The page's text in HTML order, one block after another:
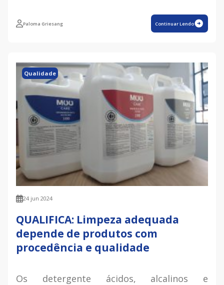
Paloma Griesang Continuar Lendo
Qualidade
24 jun 2024
QUALIFICA: Limpeza adequada
depende de produtos com
procedência e qualidade
Os detergente ácidos, alcalinos e